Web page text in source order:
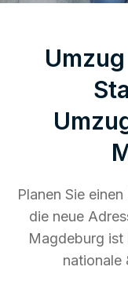
Planen Sie
die neue
Magdeburg ist
nationale